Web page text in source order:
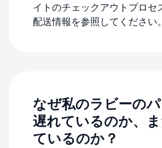
イトのチェックアウトプロセ
配送情報を参照してください。
なぜ私のラビーの
遅れているのか、
ているのか？